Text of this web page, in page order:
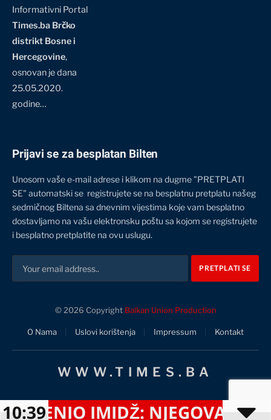
Informativni Portal
Times.ba Brčko
distrikt Bosne i
Hercegovine,
osnovan je dana
25.05.2020.
godine…
Prijavi se za besplatan Bilten
Unosom vaše e-mail adrese i klikom na dugme "PRETPLATI
SE" automatski se registrujete se na besplatnu pretplatu našeg
sedmičnog Biltena sa dnevnim vijestima koje vam besplatno
dostavljamo na vašu elektronsku poštu sa kojom se registrujete
i besplatno pretplatite na ovu uslugu.
© 2026 Copyright Balkan Union Production
O Nama Uslovi korištenja Impressum Kontakt
WWW.TIMES.BA
IMIDŽ: NJEGOVA
10:39